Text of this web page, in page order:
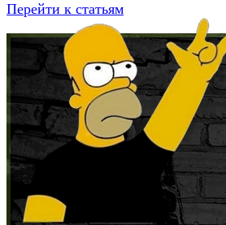
Перейти к статьям